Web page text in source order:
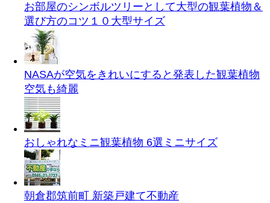
お部屋のシンボルツリーとして大型の観葉植物＆
選び方のコツ１０ 大型サイズ
NASAが空気をきれいにすると発表した観葉植物
空気も綺麗
おしゃれなミニ観葉植物 6選 ミニサイズ
朝倉郡筑前町 新築戸建て不動産